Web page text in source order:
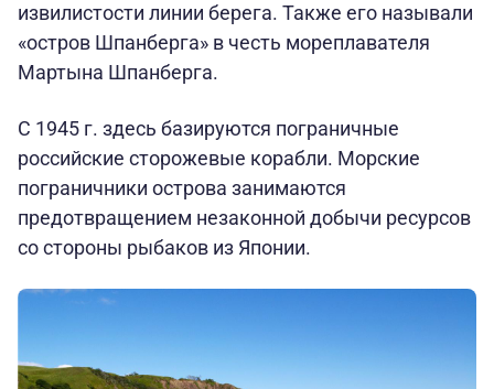
извилистости линии берега. Также его называли
«остров Шпанберга» в честь мореплавателя
Мартына Шпанберга.
С 1945 г. здесь базируются пограничные
российские сторожевые корабли. Морские
пограничники острова занимаются
предотвращением незаконной добычи ресурсов
со стороны рыбаков из Японии.